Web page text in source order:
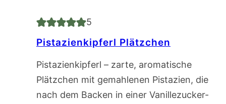
5
Pistazienkipferl Plätzchen
Pistazienkipferl – zarte, aromatische
Plätzchen mit gemahlenen Pistazien, die
nach dem Backen in einer Vanillezucker-